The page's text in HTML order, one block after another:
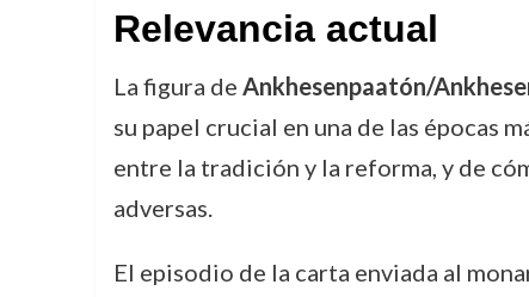
Relevancia actual
La figura de Ankhesenpaatón/
su papel crucial en una de las épocas
entre la tradición y la reforma, y de
adversas.
El episodio de la carta enviada al